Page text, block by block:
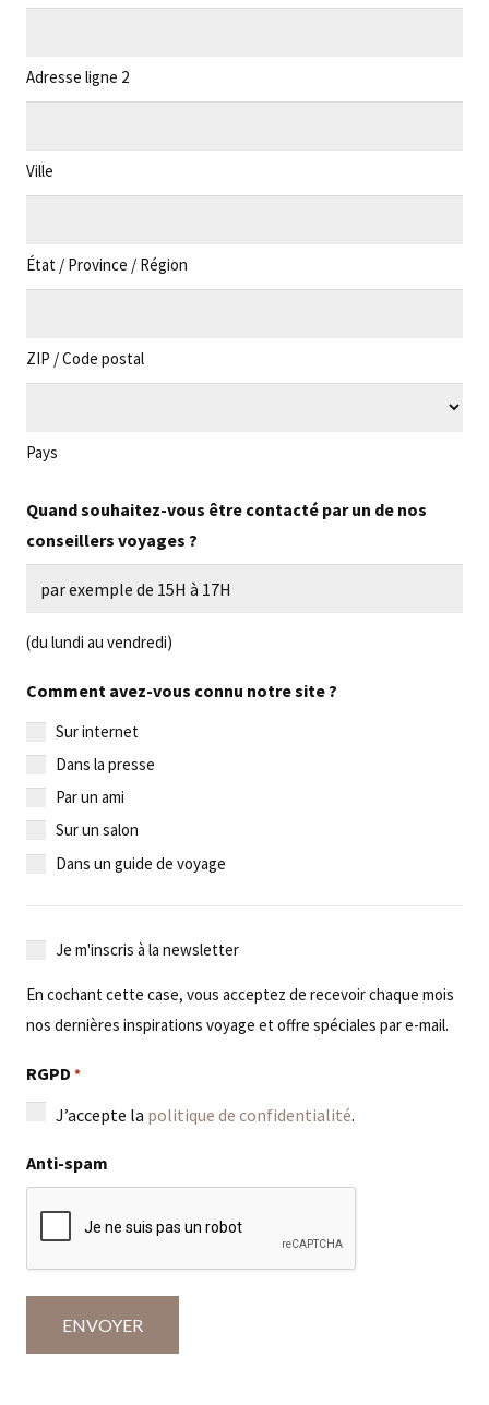
Adresse ligne 2
Ville
État / Province / Région
ZIP / Code postal
Pays
Quand souhaitez-vous être contacté par un de nos
conseillers voyages ?
(du lundi au vendredi)
Comment avez-vous connu notre site ?
Sur internet
Dans la presse
Par un ami
Sur un salon
Dans un guide de voyage
Je
à
la
newsletter
Je m'inscris à la newsletter
En cochant cette case, vous acceptez de recevoir chaque mois
nos dernières inspirations voyage et offre spéciales par e-mail.
RGPD *
J’accepte la politique de confidentialité.
Anti-spam